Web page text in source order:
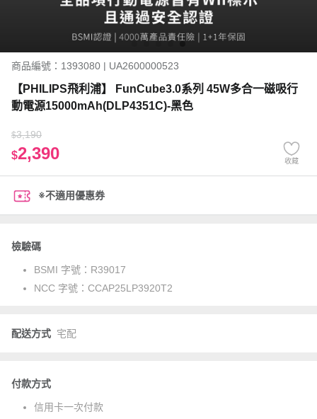
商品編號：1393080 | UA2600000523
【PHILIPS飛利浦】 FunCube3.0系列 45W多合一磁吸行
動電源15000mAh(DLP4351C)-黑色
$3,190
$2,390 收藏
※不適用優惠券
檢驗碼
BSMI 字號： R39017
NCC 字號： CCAP25LP3920T2
配送方式 宅配
付款方式
信用卡一次付款